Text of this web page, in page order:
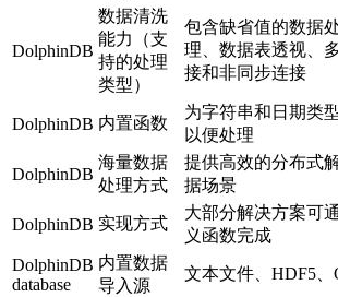
DolphinDB
数据清洗
能力（支
持的处理
类型）
包含缺省值的数据
理、数据表透视、
接和非同步连接
DolphinDB 内置函数
为字符串和日期类
以便处理
DolphinDB
海量数据
处理方式
提供高效的分布式
据场景
DolphinDB 实现方式
大部分解决方案可
义函数完成
DolphinDB
database
内置数据
导入源
文本文件、HDF5